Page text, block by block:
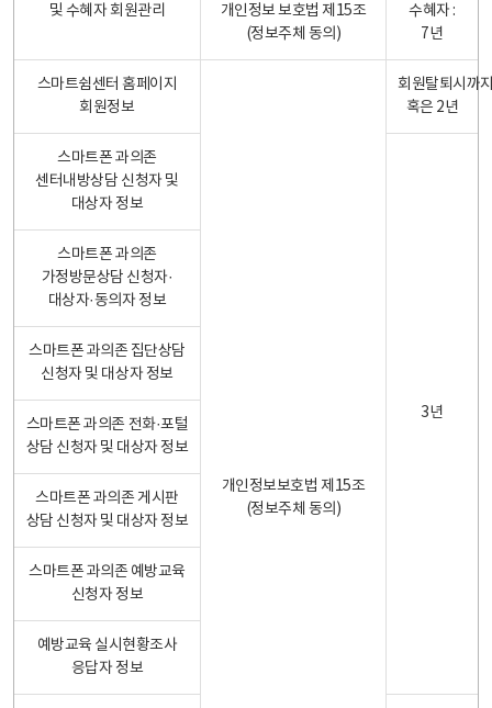
및 수혜자 회원관리
개인정보 보호법 제15조
(정보주체 동의)
수혜자 :
7년
스마트쉼센터 홈페이지
회원정보
개인정보보호법 제15조
(정보주체 동의)
회원탈퇴시까
혹은 2년
스마트폰 과의존
센터내방상담 신청자 및
대상자 정보
3년
스마트폰 과의존
가정방문상담 신청자·
대상자·동의자 정보
스마트폰 과의존 집단상담
신청자 및 대상자 정보
스마트폰 과의존 전화·포털
상담 신청자 및 대상자 정보
스마트폰 과의존 게시판
상담 신청자 및 대상자 정보
스마트폰 과의존 예방교육
신청자 정보
예방교육 실시현황조사
응답자 정보